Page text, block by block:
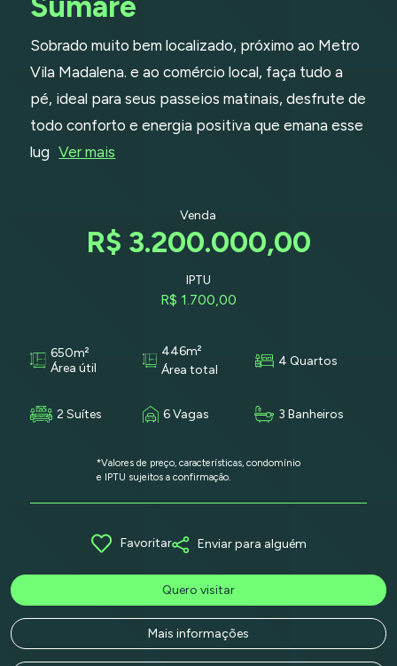
Sobrado muito bem localizado, próximo ao Metro
Vila Madalena. e ao comércio local, faça tudo a
pé, ideal para seus passeios matinais, desfrute de
todo conforto e energia positiva que emana esse
lug Ver mais
Venda
R$ 3.200.000,00
IPTU
R$ 1.700,00
650m²
Área útil
446m²
Área total
4 Quartos
2 Suítes 6 Vagas 3 Banheiros
*Valores de preço, características, condomínio
e IPTU sujeitos a confirmação.
Favoritar Enviar para alguém
Quero visitar
Mais informações